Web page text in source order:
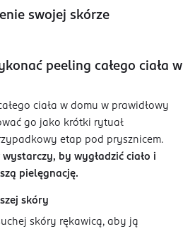
swojej skórze
peeling całego ciała w
ciała w domu w prawidłowy
go jako krótki rytuał
etap pod prysznicem.
by wygładzić ciało i
pielęgnację.
skóry
skóry rękawicą, aby ją